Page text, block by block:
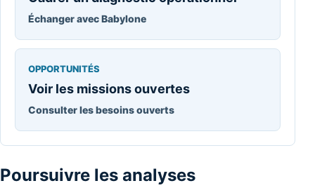
Échanger avec Babylone
OPPORTUNITÉS
Voir les missions ouvertes
Consulter les besoins ouverts
Poursuivre les analyses